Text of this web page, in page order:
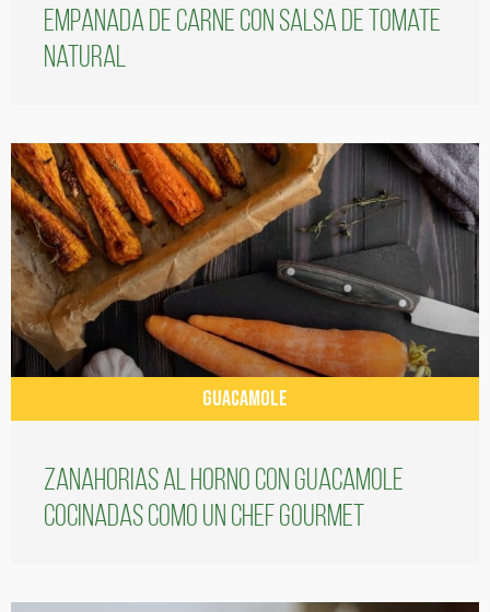
Empanada de carne con salsa de tomate
natural
GUACAMOLE
Zanahorias al horno con guacamole
cocinadas como un chef gourmet